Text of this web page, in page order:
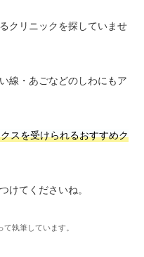
クリニックを探していませ
線・あごなどのしわにもア
スを受けられるおすすめク
けてくださいね。
執筆しています。